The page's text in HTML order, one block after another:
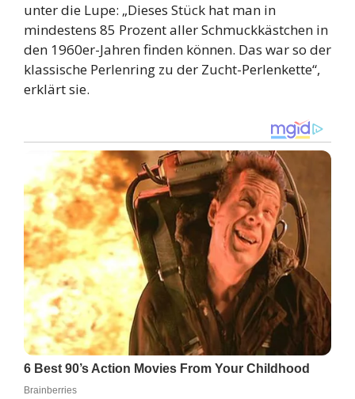
unter die Lupe: „Dieses Stück hat man in
mindestens 85 Prozent aller Schmuckkästchen in
den 1960er-Jahren finden können. Das war so der
klassische Perlenring zu der Zucht-Perlenkette“,
erklärt sie.